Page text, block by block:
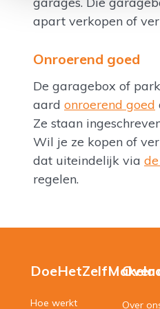
apart verkopen of
Onroerend goed
De garagebox of
aard onroerend goed
Ze staan
Wil je ze kopen of
dat uiteindelijk via
regelen.
Hoe werkt
Over
Over